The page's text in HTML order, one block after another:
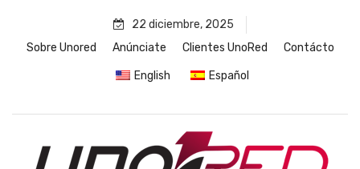
content
22 diciembre, 2025
Sobre Unored
Anúnciate Clientes UnoRed Contácto
English Español